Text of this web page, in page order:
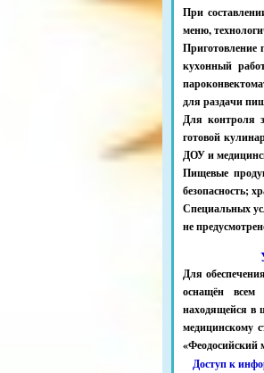
При
меню,
Приготовление
кухонный
для раздачи
Для контроля
готовой
ДОУ и
Пищевые
безопасность;
Специальных
не
Для
оснащён всем
находящейся в
«Феодосийский
Доступ к